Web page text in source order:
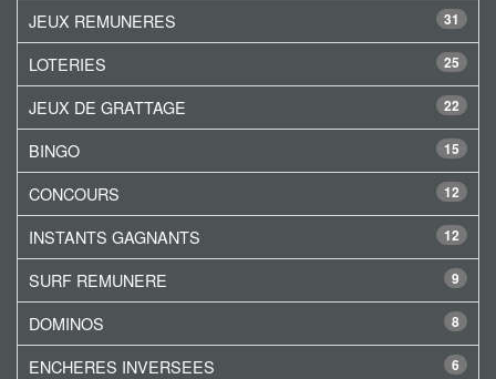
31
JEUX REMUNERES
25
LOTERIES
22
JEUX DE GRATTAGE
15
BINGO
12
CONCOURS
12
INSTANTS GAGNANTS
9
SURF REMUNERE
8
DOMINOS
6
ENCHERES INVERSEES